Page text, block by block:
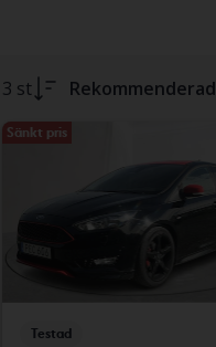
3 st Rekommenderad
Sänkt pris
Testad